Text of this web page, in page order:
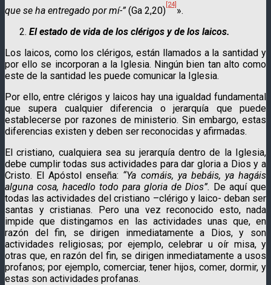
que se ha entregado por mí-” (Ga 2,20)
[24]
».
El estado de vida de los clérigos y de los laicos.
Los laicos, como los clérigos, están llamados a la santidad y
por ello se incorporan a la Iglesia. Ningún bien tan alto como
este de la santidad les puede comunicar la Iglesia.
Por ello, entre clérigos y laicos hay una igualdad fundamental
que supera cualquier diferencia o jerarquía que puede
establecerse por razones de ministerio. Sin embargo, estas
diferencias existen y deben ser reconocidas y afirmadas.
El cristiano, cualquiera sea su jerarquía dentro de la Iglesia,
debe cumplir todas sus actividades para dar gloria a Dios y a
Cristo. El Apóstol enseña: “Ya comáis, ya bebáis, ya hagáis
alguna cosa, hacedlo todo para gloria de Dios”. De aquí que
todas las actividades del cristiano –clérigo y laico- deban ser
santas y cristianas. Pero una vez reconocido esto, nada
impide que distingamos en las actividades unas que, en
razón del fin, se dirigen inmediatamente a Dios, y son
actividades religiosas; por ejemplo, celebrar u oír misa, y
otras que, en razón del fin, se dirigen inmediatamente a usos
profanos; por ejemplo, comerciar, tener hijos, comer, dormir, y
estas son actividades profanas.